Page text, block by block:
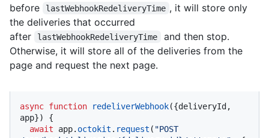
before
lastWebhookRedeliveryTime , it will store only
the deliveries that occurred
after
lastWebhookRedeliveryTime
and then stop.
Otherwise, it will store all of the deliveries from the
page and request the next page.
async function redeliverWebhook({deliveryId,
app}) {
await app. octokit . request ( "POST